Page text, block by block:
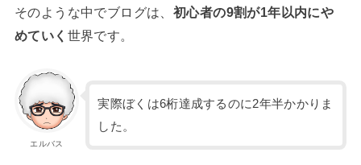
そのような中でブログは、 初心者の9割が1年以内にや
めていく 世界です。
エルバス
実際ぼくは6桁達成するのに2年半かかりま
した。